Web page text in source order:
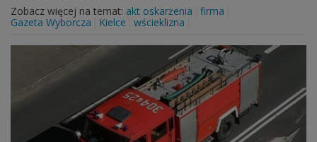
Zobacz więcej na temat: akt oskarżenia
firma
Gazeta Wyborcza
Kielce wścieklizna